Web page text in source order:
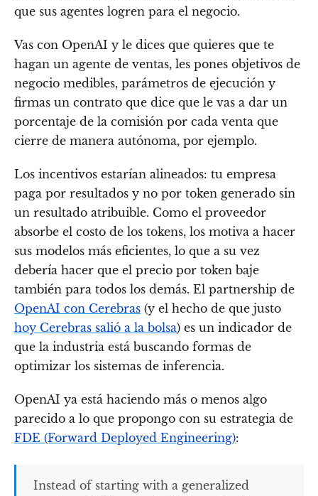
que sus agentes logren para el negocio.
Vas con OpenAI y le dices que quieres que te
hagan un agente de ventas, les pones objetivos de
negocio medibles, parámetros de ejecución y
firmas un contrato que dice que le vas a dar un
porcentaje de la comisión por cada venta que
cierre de manera autónoma, por ejemplo.
Los incentivos estarían alineados: tu empresa
paga por resultados y no por token generado sin
un resultado atribuible. Como el proveedor
absorbe el costo de los tokens, los motiva a hacer
sus modelos más eficientes, lo que a su vez
debería hacer que el precio por token baje
también para todos los demás. El partnership de
OpenAI con Cerebras (y el hecho de que justo
hoy Cerebras salió a la bolsa) es un indicador de
que la industria está buscando formas de
optimizar los sistemas de inferencia.
OpenAI ya está haciendo más o menos algo
parecido a lo que propongo con su estrategia de
FDE (Forward Deployed Engineering):
Instead of starting with a generalized